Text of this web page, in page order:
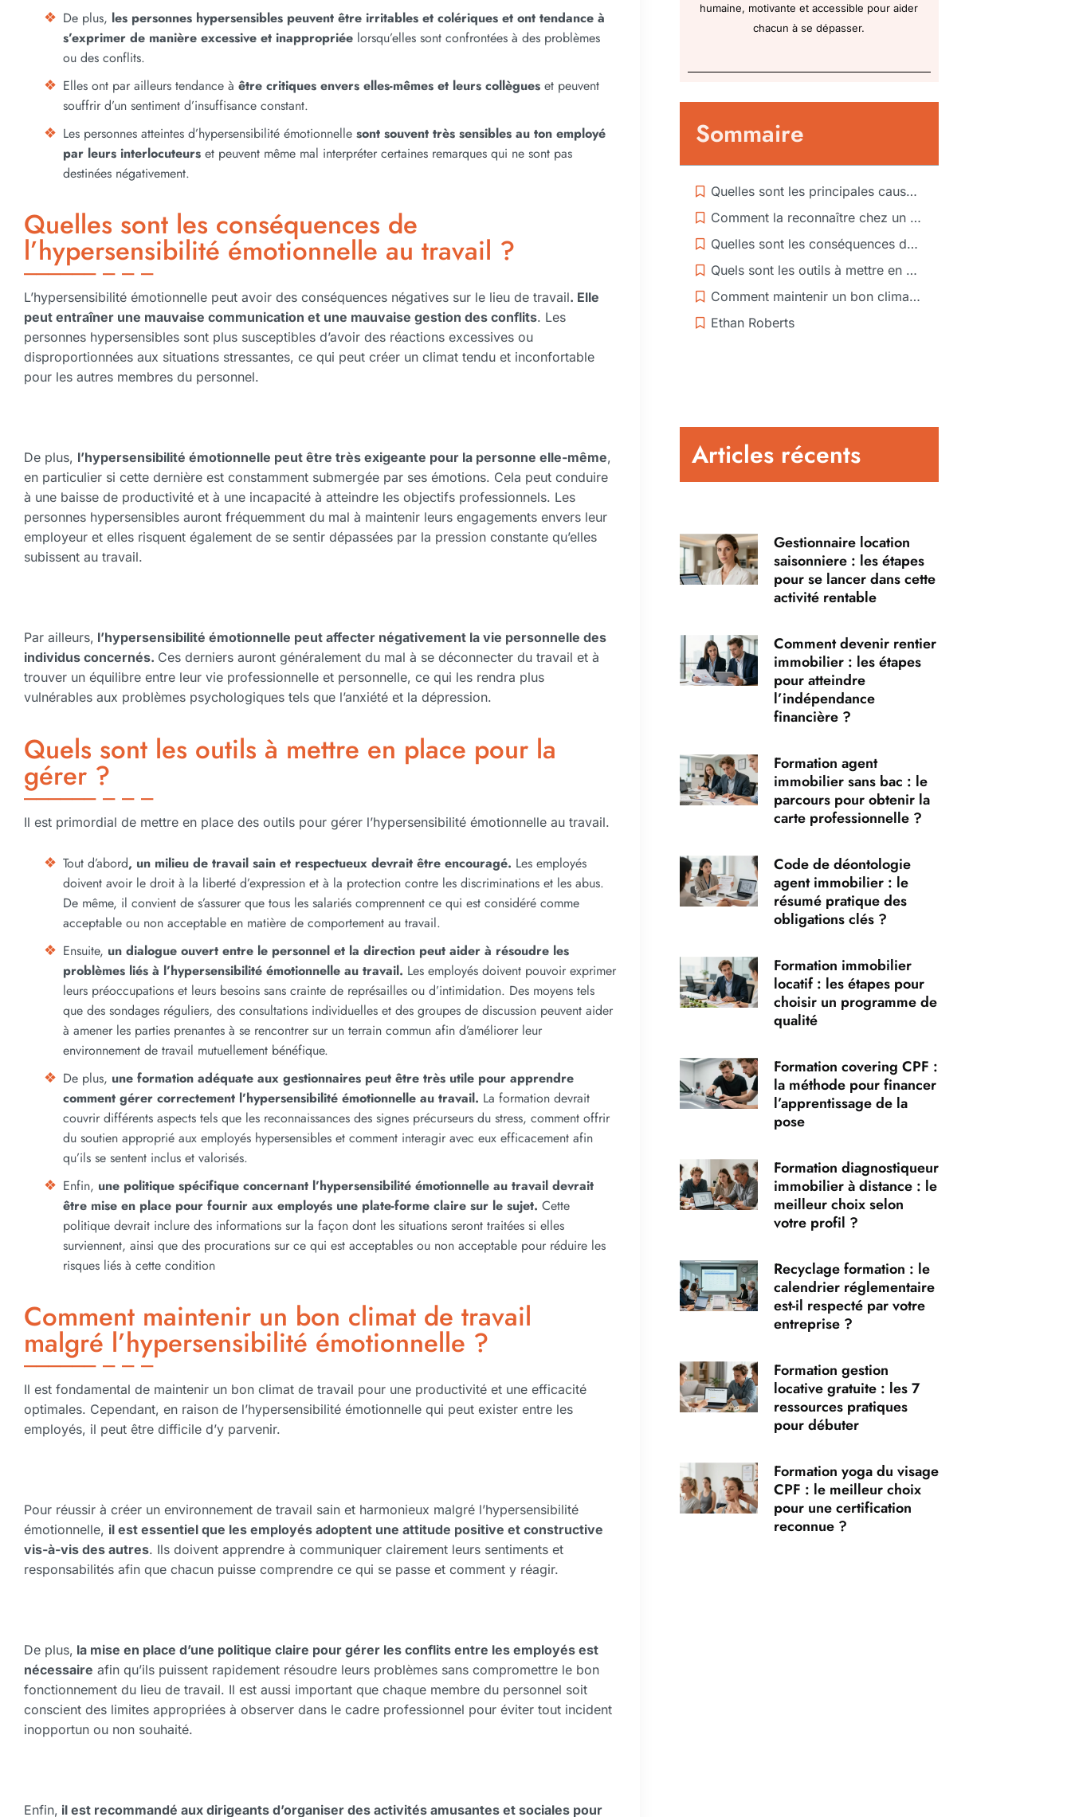
De plus, les personnes hypersensibles peuvent être irritables et colériques et ont tendance à
s’exprimer de manière excessive et inappropriée lorsqu’elles sont confrontées à des problèmes
ou des conflits.
Elles ont par ailleurs tendance à être critiques envers elles-mêmes et leurs collègues et peuvent
souffrir d’un sentiment d’insuffisance constant.
Les personnes atteintes d’hypersensibilité émotionnelle sont souvent très sensibles au ton employé
par leurs interlocuteurs et peuvent même mal interpréter certaines remarques qui ne sont pas
destinées négativement.
Quelles sont les conséquences de
l’hypersensibilité émotionnelle au travail ?
L’hypersensibilité émotionnelle peut avoir des conséquences négatives sur le lieu de travail. Elle
peut entraîner une mauvaise communication et une mauvaise gestion des conflits. Les
personnes hypersensibles sont plus susceptibles d’avoir des réactions excessives ou
disproportionnées aux situations stressantes, ce qui peut créer un climat tendu et inconfortable
pour les autres membres du personnel.
De plus, l’hypersensibilité émotionnelle peut être très exigeante pour la personne elle-même,
en particulier si cette dernière est constamment submergée par ses émotions. Cela peut conduire
à une baisse de productivité et à une incapacité à atteindre les objectifs professionnels. Les
personnes hypersensibles auront fréquemment du mal à maintenir leurs engagements envers leur
employeur et elles risquent également de se sentir dépassées par la pression constante qu’elles
subissent au travail.
Par ailleurs, l’hypersensibilité émotionnelle peut affecter négativement la vie personnelle des
individus concernés. Ces derniers auront généralement du mal à se déconnecter du travail et à
trouver un équilibre entre leur vie professionnelle et personnelle, ce qui les rendra plus
vulnérables aux problèmes psychologiques tels que l’anxiété et la dépression.
Quels sont les outils à mettre en place pour la
gérer ?
Il est primordial de mettre en place des outils pour gérer l’hypersensibilité émotionnelle au travail.
Tout d’abord, un milieu de travail sain et respectueux devrait être encouragé. Les employés
doivent avoir le droit à la liberté d’expression et à la protection contre les discriminations et les abus.
De même, il convient de s’assurer que tous les salariés comprennent ce qui est considéré comme
acceptable ou non acceptable en matière de comportement au travail.
Ensuite, un dialogue ouvert entre le personnel et la direction peut aider à résoudre les
problèmes liés à l’hypersensibilité émotionnelle au travail. Les employés doivent pouvoir exprimer
leurs préoccupations et leurs besoins sans crainte de représailles ou d’intimidation. Des moyens tels
que des sondages réguliers, des consultations individuelles et des groupes de discussion peuvent aider
à amener les parties prenantes à se rencontrer sur un terrain commun afin d’améliorer leur
environnement de travail mutuellement bénéfique.
De plus, une formation adéquate aux gestionnaires peut être très utile pour apprendre
comment gérer correctement l’hypersensibilité émotionnelle au travail. La formation devrait
couvrir différents aspects tels que les reconnaissances des signes précurseurs du stress, comment offrir
du soutien approprié aux employés hypersensibles et comment interagir avec eux efficacement afin
qu’ils se sentent inclus et valorisés.
Enfin, une politique spécifique concernant l’hypersensibilité émotionnelle au travail devrait
être mise en place pour fournir aux employés une plate-forme claire sur le sujet. Cette
politique devrait inclure des informations sur la façon dont les situations seront traitées si elles
surviennent, ainsi que des procurations sur ce qui est acceptables ou non acceptable pour réduire les
risques liés à cette condition
Comment maintenir un bon climat de travail
malgré l’hypersensibilité émotionnelle ?
Il est fondamental de maintenir un bon climat de travail pour une productivité et une efficacité
optimales. Cependant, en raison de l’hypersensibilité émotionnelle qui peut exister entre les
employés, il peut être difficile d’y parvenir.
Pour réussir à créer un environnement de travail sain et harmonieux malgré l’hypersensibilité
émotionnelle, il est essentiel que les employés adoptent une attitude positive et constructive
vis-à-vis des autres. Ils doivent apprendre à communiquer clairement leurs sentiments et
responsabilités afin que chacun puisse comprendre ce qui se passe et comment y réagir.
De plus, la mise en place d’une politique claire pour gérer les conflits entre les employés est
nécessaire afin qu’ils puissent rapidement résoudre leurs problèmes sans compromettre le bon
fonctionnement du lieu de travail. Il est aussi important que chaque membre du personnel soit
conscient des limites appropriées à observer dans le cadre professionnel pour éviter tout incident
inopportun ou non souhaité.
Enfin, il est recommandé aux dirigeants d’organiser des activités amusantes et sociales pour
humaine, motivante et accessible pour aider
chacun à se dépasser.
Sommaire
Quelles sont les principales causes de l’hypersensibilité émotionnelle au travail ?
Comment la reconnaître chez un collègue ?
Quelles sont les conséquences de l’hypersensibilité émotionnelle au travail ?
Quels sont les outils à mettre en place pour la gérer ?
Comment maintenir un bon climat de travail malgré l’hypersensibilité émotionnelle ?
Ethan Roberts
Articles récents
Gestionnaire location
saisonniere : les étapes
pour se lancer dans cette
activité rentable
Comment devenir rentier
immobilier : les étapes
pour atteindre
l’indépendance
financière ?
Formation agent
immobilier sans bac : le
parcours pour obtenir la
carte professionnelle ?
Code de déontologie
agent immobilier : le
résumé pratique des
obligations clés ?
Formation immobilier
locatif : les étapes pour
choisir un programme de
qualité
Formation covering CPF :
la méthode pour financer
l’apprentissage de la
pose
Formation diagnostiqueur
immobilier à distance : le
meilleur choix selon
votre profil ?
Recyclage formation : le
calendrier réglementaire
est-il respecté par votre
entreprise ?
Formation gestion
locative gratuite : les 7
ressources pratiques
pour débuter
Formation yoga du visage
CPF : le meilleur choix
pour une certification
reconnue ?